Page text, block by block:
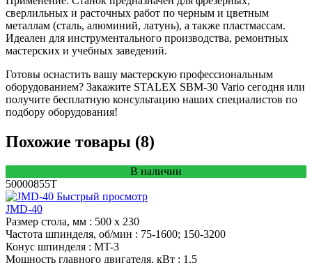
сверлильных и расточных работ по черным и цветным
металлам (сталь, алюминий, латунь), а также пластмассам.
Идеален для инструментального производства, ремонтных
мастерских и учебных заведений.
Готовы оснастить вашу мастерскую профессиональным
оборудованием? Закажите STALEX SBM-30 Vario сегодня или
получите бесплатную консультацию наших специалистов по
подбору оборудования!
Похожие товары (8)
В наличии
50000855T
Быстрый просмотр
JMD-40
Размер стола, мм : 500 х 230
Частота шпинделя, об/мин : 75-1600; 150-3200
Конус шпинделя : MT-3
Мощность главного двигателя, кВт : 1,5